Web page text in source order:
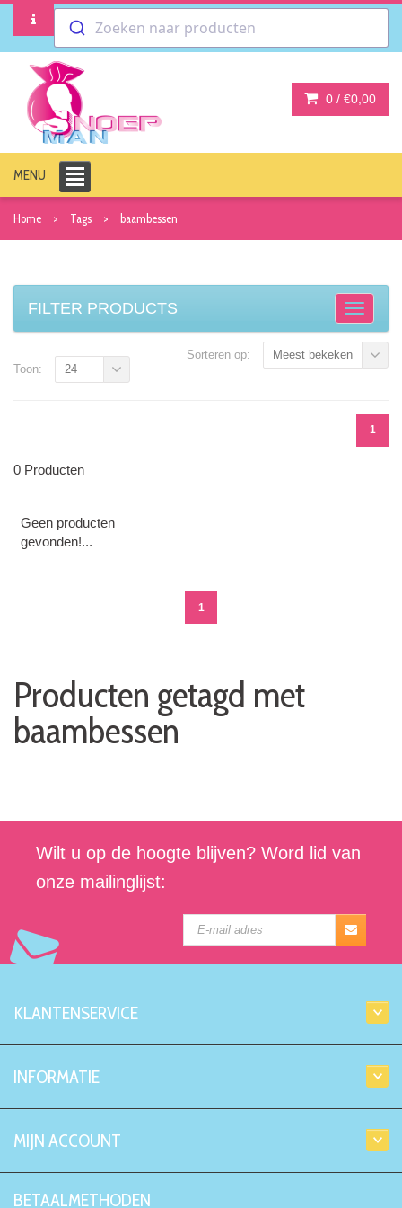
Zoeken naar producten
0 / €0,00
MENU
Home Tags baambessen
FILTER PRODUCTS
Sorteren op: Meest bekeken
1
Toon: 24
0 Producten
Geen producten
gevonden!...
1
Producten getagd met
baambessen
Wilt u op de hoogte blijven? Word lid van
onze mailinglijst:
KLANTENSERVICE
INFORMATIE
MIJN ACCOUNT
BETAALMETHODEN